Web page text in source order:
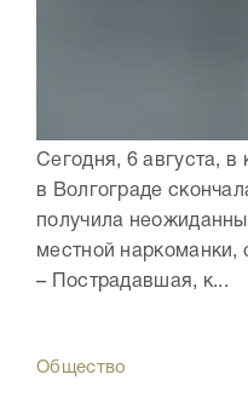
Сегодня, 6 августа,
в Волгограде
получила
местной наркоманки,
– Пострадавшая, к...
Общество